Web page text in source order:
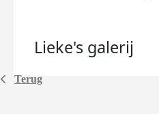
Terug
Lieke's galerij